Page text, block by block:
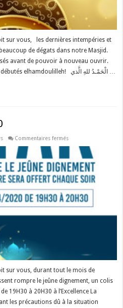
sur vous, les dernières intempéries et
de dégats dans notre Masjid.
avant de pouvoir à nouveau ouvrir.
… Et les travaux de rénovation ont débutés elhamdoulilleh! الْحَمْـدُ للهِ الَّذي …
Commentaires ferméssur
Ramadan
2020
sur vous, durant tout le mois de
rompre le jeûne dignement, un colis
19H30 à 20H30 à l’Excellence La
les précautions dû à la situation